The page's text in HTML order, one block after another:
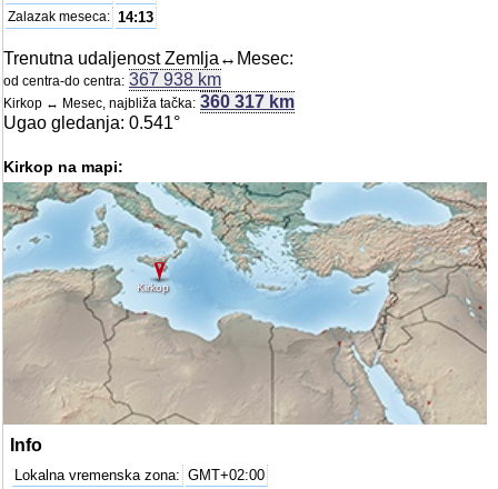
Zalazak meseca: 14:13
Trenutna udaljenost Zemlja↔Mesec:
od centra-do centra: 367 938 km
Kirkop ↔ Mesec, najbliža tačka: 360 317 km
Ugao gledanja: 0.541°
Kirkop na mapi:
Kirkop
Info
Lokalna vremenska zona: GMT+02:00